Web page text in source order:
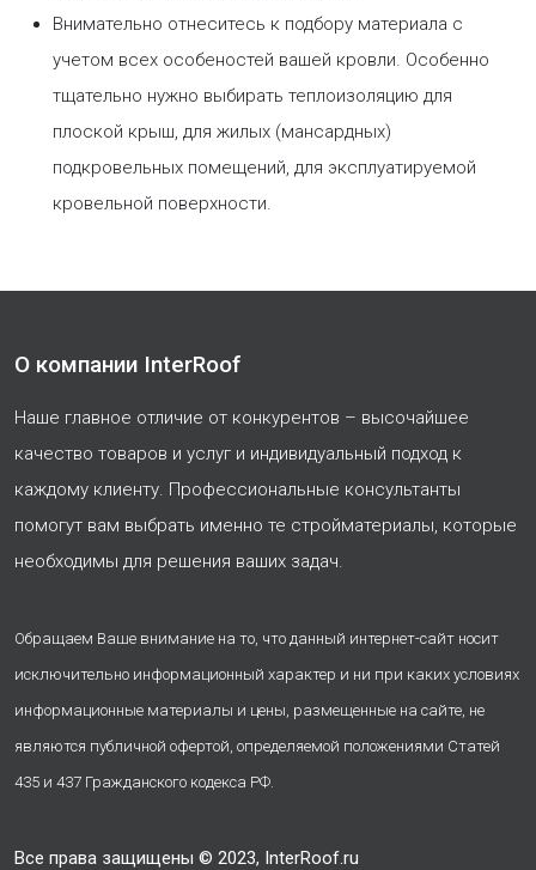
Внимательно отнеситесь к подбору материала с
учетом всех особеностей вашей кровли. Особенно
тщательно нужно выбирать теплоизоляцию для
плоской крыш, для жилых (мансардных)
подкровельных помещений, для эксплуатируемой
кровельной поверхности.
О компании InterRoof
Наше главное отличие от конкурентов – высочайшее
качество товаров и услуг и индивидуальный подход к
каждому клиенту. Профессиональные консультанты
помогут вам выбрать именно те стройматериалы, которые
необходимы для решения ваших задач.
Обращаем Ваше внимание на то, что данный интернет-сайт носит
исключительно информационный характер и ни при каких условиях
информационные материалы и цены, размещенные на сайте, не
являются публичной офертой, определяемой положениями Статей
435 и 437 Гражданского кодекса РФ.
Все права защищены © 2023, InterRoof.ru